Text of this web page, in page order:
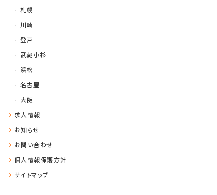
札幌
川崎
登戸
武蔵小杉
浜松
名古屋
大阪
求人情報
お知らせ
お問い合わせ
個人情報保護方針
サイトマップ